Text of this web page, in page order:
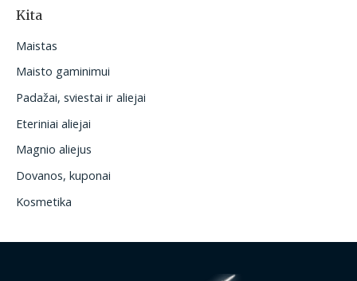
Kita
Maistas
Maisto gaminimui
Padažai, sviestai ir aliejai
Eteriniai aliejai
Magnio aliejus
Dovanos, kuponai
Kosmetika